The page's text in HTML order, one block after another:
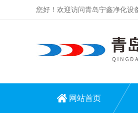
您好！欢迎访问青岛宁鑫净化设
网站首页